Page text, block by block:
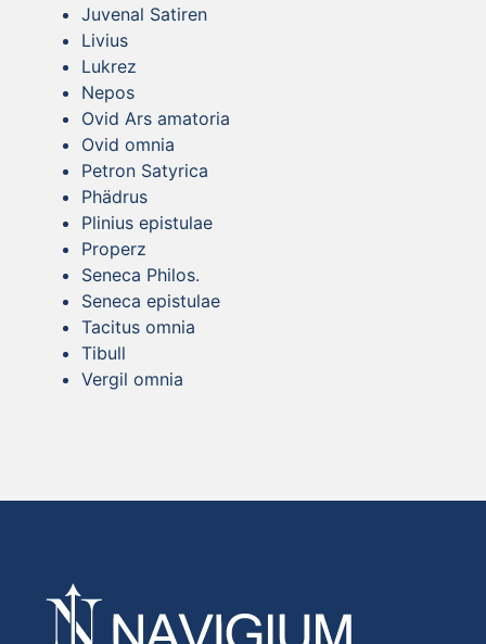
Juvenal Satiren
Livius
Lukrez
Nepos
Ovid Ars amatoria
Ovid omnia
Petron Satyrica
Phädrus
Plinius epistulae
Properz
Seneca Philos.
Seneca epistulae
Tacitus omnia
Tibull
Vergil omnia